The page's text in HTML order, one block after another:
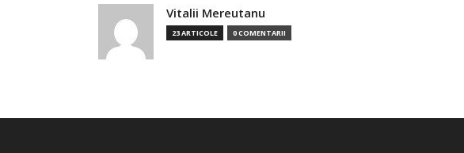
Vitalii Mereutanu
23 ARTICOLE 0 COMENTARII